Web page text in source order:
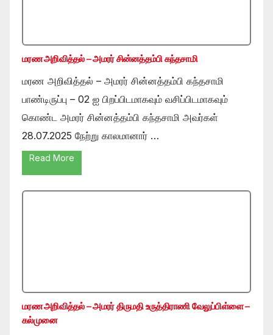
மரண அறிவித்தல் – அமரர் சின்னத்தம்பி கந்தசாமி
மரண அறிவித்தல் – அமரர் சின்னத்தம்பி கந்தசாமி
பாண்டிருப்பு – 02 ஐ பிறப்பிடமாகவும் வசிப்பிடமாகவும்
கொண்ட அமரர் சின்னத்தம்பி கந்தசாமி அவர்கள்
28.07.2025 நேற்று காலமானார் …
Read More
மரண அறிவித்தல் – அமரர் திருமதி உருத்திராணி வேலுப்பிள்ளை –
கல்முனை